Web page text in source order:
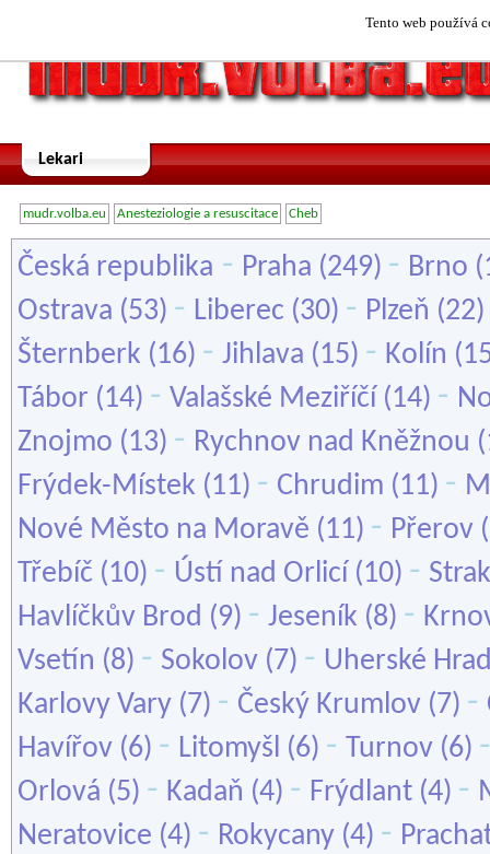
Tento web používá
Lekari
mudr.volba.eu Anesteziologie a resuscitace Cheb
Česká republika - Praha (249) - Brno
Ostrava (53) - Liberec (30) - Plzeň (22)
Šternberk (16) - Jihlava (15) - Kolín
Tábor (14) - Valašské Meziříčí (14) -
Znojmo (13) - Rychnov nad Kněžnou
Frýdek-Místek (11) - Chrudim (11) -
Nové Město na Moravě (11) - Přerov
Třebíč (10) - Ústí nad Orlicí (10) -
Havlíčkův Brod (9) - Jeseník (8) -
Vsetín (8) - Sokolov (7) - Uherské
Karlovy Vary (7) - Český Krumlov (7) -
Havířov (6) - Litomyšl (6) - Turnov (6)
Orlová (5) - Kadaň (4) - Frýdlant (4) -
Neratovice (4) - Rokycany (4) -